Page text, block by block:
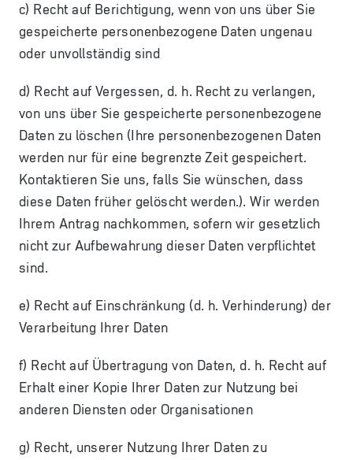
c) Recht auf Berichtigung, wenn von uns über Sie
gespeicherte personenbezogene Daten ungenau
oder unvollständig sind
d) Recht auf Vergessen, d. h. Recht zu verlangen,
von uns über Sie gespeicherte personenbezogene
Daten zu löschen (Ihre personenbezogenen Daten
werden nur für eine begrenzte Zeit gespeichert.
Kontaktieren Sie uns, falls Sie wünschen, dass
diese Daten früher gelöscht werden.). Wir werden
Ihrem Antrag nachkommen, sofern wir gesetzlich
nicht zur Aufbewahrung dieser Daten verpflichtet
sind.
e) Recht auf Einschränkung (d. h. Verhinderung) der
Verarbeitung Ihrer Daten
f) Recht auf Übertragung von Daten, d. h. Recht auf
Erhalt einer Kopie Ihrer Daten zur Nutzung bei
anderen Diensten oder Organisationen
g) Recht, unserer Nutzung Ihrer Daten zu